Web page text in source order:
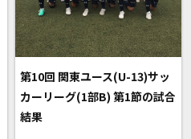
第10回 関東ユース(U-13)サッ
カーリーグ(1部B) 第1節の試合
結果